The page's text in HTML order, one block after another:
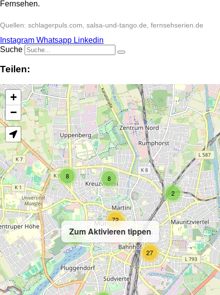
Fernsehen.
Quellen: schlagerpuls.com, salsa-und-tango.de, fernsehserien.de
Instagram Whatsapp Linkedin
Suche
Teilen:
Zum Aktivieren tippen
2
8 8
27
5
72
+
−